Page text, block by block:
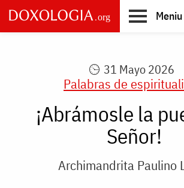
Skip to main content
Meniu
31 Mayo 2026
Palabras de
¡Abrámosle la
Señor!
Archimandrita Paulino